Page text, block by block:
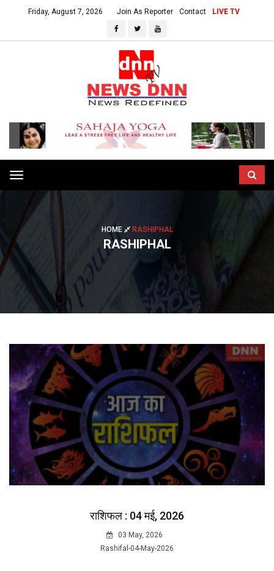
Friday, August 7, 2026 Join As Reporter Contact LIVE TV
Toggle
navigation
HOME RASHIPHAL
RASHIPHAL
राशिफल : 04 मई, 2026
03 May, 2026
Rashifal-04-May-2026